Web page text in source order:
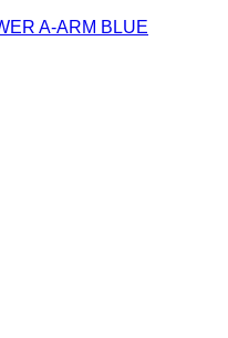
A-ARM BLUE